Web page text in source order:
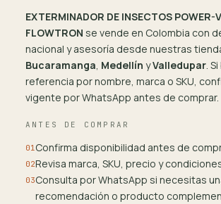
EXTERMINADOR DE INSECTOS POWER-
FLOWTRON se vende en Colombia con
nacional y asesoría desde nuestras
Bucaramanga, Medellín yValledupar.
referencia por nombre, marca o SKU,
vigente por WhatsApp antes de comprar.
ANTES DE COMPRAR
01Confirma disponibilidad antes de
02Revisa marca, SKU, precio y
03Consulta por WhatsApp si necesitas
recomendación o producto